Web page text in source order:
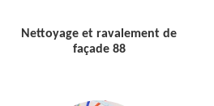
Nettoyage et ravalement de
façade 88